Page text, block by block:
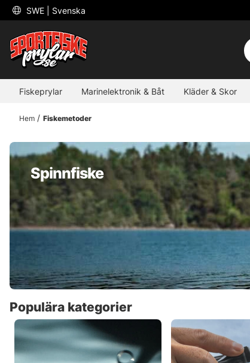
SWE | Svenska
Fiskeprylar Marinelektronik & Båt Kläder & Skor
Hem Fiskemetoder
Spinnfiske
Populära kategorier